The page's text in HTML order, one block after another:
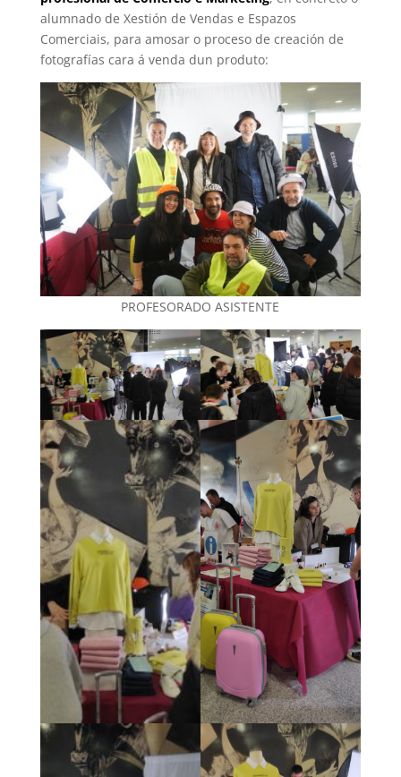
alumnado de Xestión de Vendas e Espazos
Comerciais, para amosar o proceso de creación de
fotografías cara á venda dun produto:
PROFESORADO ASISTENTE